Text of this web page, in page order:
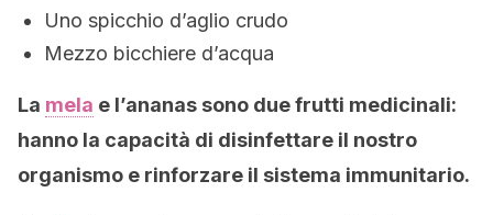
Uno spicchio d’aglio crudo
Mezzo bicchiere d’acqua
La mela e l’ananas sono due frutti medicinali:
hanno la capacità di disinfettare il nostro
organismo e rinforzare il sistema immunitario.